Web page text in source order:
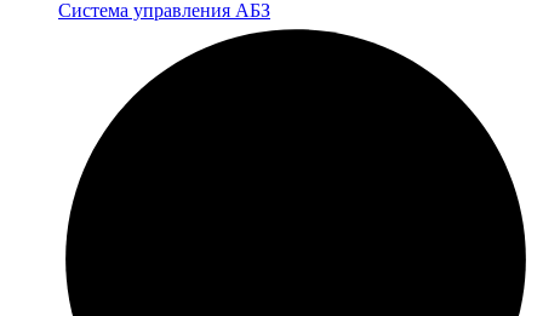
Система управления АБЗ